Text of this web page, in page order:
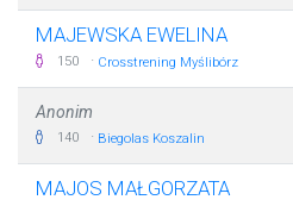
MAJEWSKA EWELINA
150 · Crosstrening Myślibórz
Anonim
140 · Biegolas Koszalin
MAJOS MAŁGORZATA